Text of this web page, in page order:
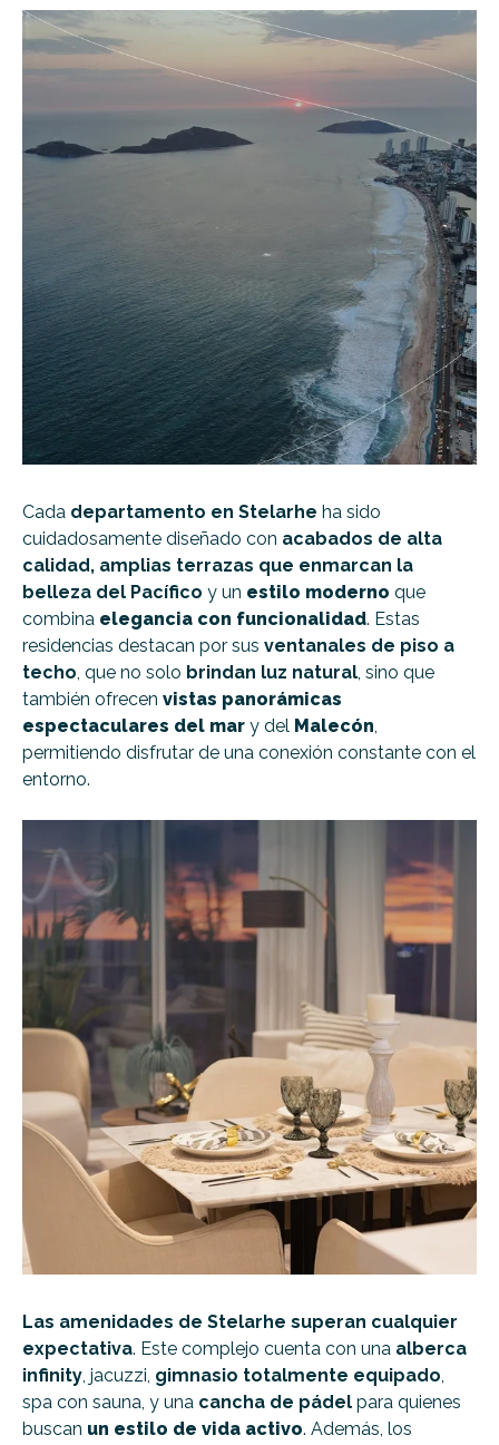
Cada departamento en Stelarhe ha sido
cuidadosamente diseñado con acabados de alta
calidad, amplias terrazas que enmarcan la
belleza del Pacífico y un estilo moderno que
combina elegancia con funcionalidad. Estas
residencias destacan por sus ventanales de piso a
techo, que no solo brindan luz natural, sino que
también ofrecen vistas panorámicas
espectaculares del mar y del Malecón,
permitiendo disfrutar de una conexión constante con el
entorno.
Las amenidades de Stelarhe superan cualquier
expectativa. Este complejo cuenta con una alberca
infinity, jacuzzi, gimnasio totalmente equipado,
spa con sauna, y una cancha de pádel para quienes
buscan un estilo de vida activo. Además, los